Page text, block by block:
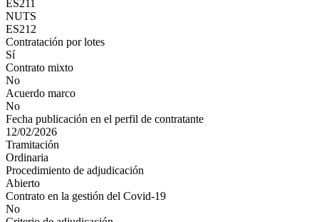
ES211
NUTS
ES212
Contratación por lotes
Sí
Contrato mixto
No
Acuerdo marco
No
Fecha publicación en el perfil de contratante
12/02/2026
Tramitación
Ordinaria
Procedimiento de adjudicación
Abierto
Contrato en la gestión del Covid-19
No